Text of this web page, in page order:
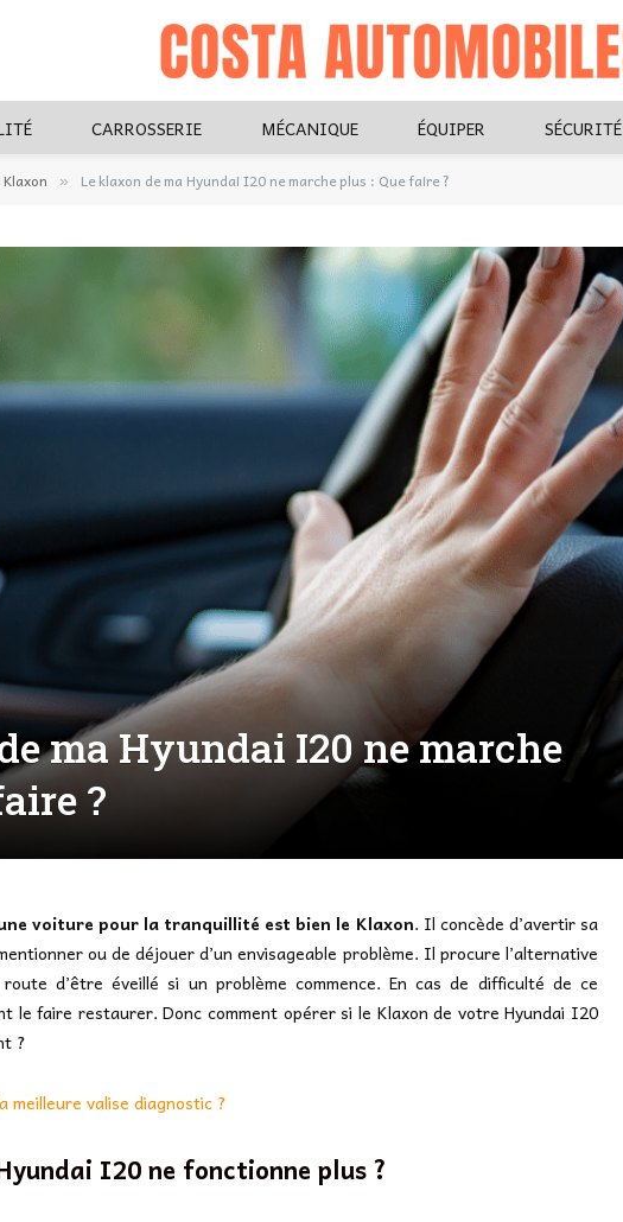
CARROSSERIE MÉCANIQUE ÉQUIPER SÉCURITÉ
Klaxon » Le klaxon de ma Hyundai I20 ne marche plus : Que faire ?
ma Hyundai I20 ne marche
?
voiture pour la tranquillité est bien le Klaxon. Il concède d’avertir sa
ou de déjouer d’un envisageable problème. Il procure l’alternative
d’être éveillé si un problème commence. En cas de difficulté de ce
le faire restaurer. Donc comment opérer si le Klaxon de votre Hyundai I20
?
meilleure valise diagnostic ?
I20 ne fonctionne plus ?